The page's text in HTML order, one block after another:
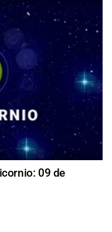
09 de